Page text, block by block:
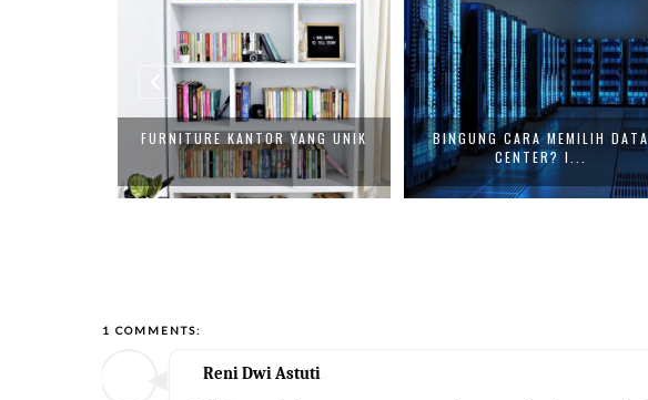
FURNITURE KANTOR YANG UNIK
BINGUNG CARA MEMILIH DATA
CENTER? I...
1 COMMENTS:
Reni Dwi Astuti